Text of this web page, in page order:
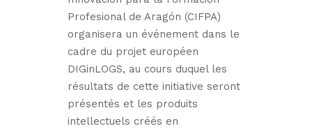
Profesional de Aragón (CIFPA)
organisera un événement dans le
cadre du projet européen
DIGinLOGS, au cours duquel les
résultats de cette initiative seront
présentés et les produits
intellectuels créés en